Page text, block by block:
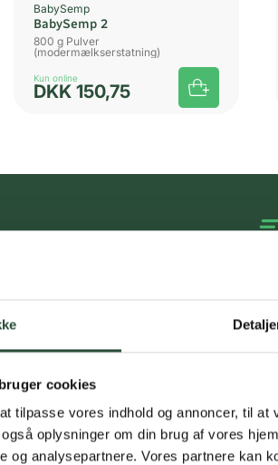
cookies
tilpasse vores indhold og annoncer, til
oplysninger om din brug af vores
og analysepartnere. Vores partnere kan
BabySemp
BabySemp 2
800 g Pulver
(modermælkserstatning)
Kun online
DKK 150,75